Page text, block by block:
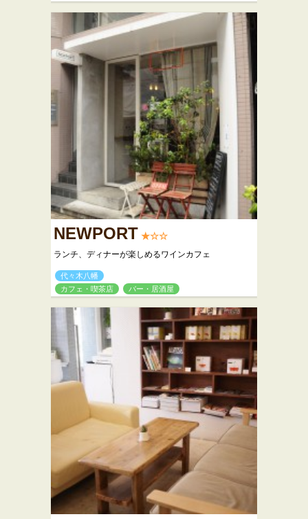
NEWPORT ★☆☆
ランチ、ディナーが楽しめるワインカフェ
代々木八幡
カフェ・喫茶店
バー・居酒屋